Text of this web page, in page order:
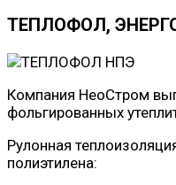
ТЕПЛОФОЛ,
Компания НеоСтром
фольгированных
Рулонная
полиэтилена: